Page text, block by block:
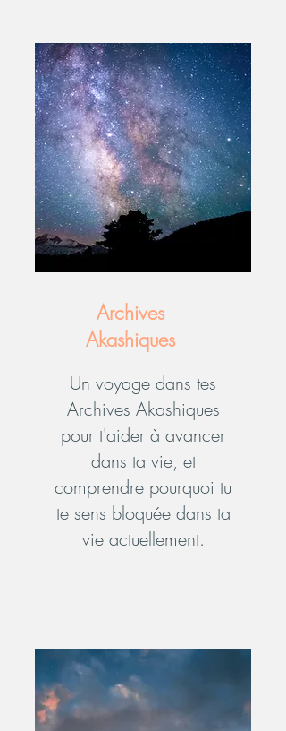
Archives
Akashiques
Un voyage dans tes
Archives Akashiques
pour t'aider à avancer
dans ta vie, et
comprendre pourquoi tu
te sens bloquée dans ta
vie actuellement.